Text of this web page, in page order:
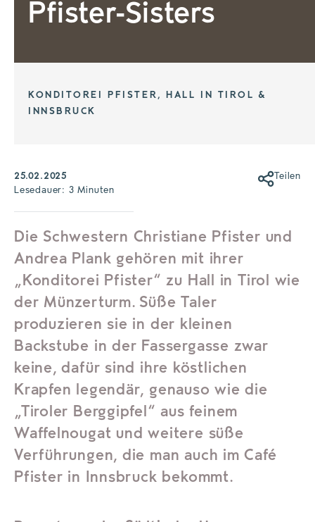
Pfister-Sisters
KONDITOREI PFISTER, HALL IN TIROL &
INNSBRUCK
25.02.2025
Lesedauer: 3 Minuten
Teilen
Die Schwestern Christiane Pfister und
Andrea Plank gehören mit ihrer
„Konditorei Pfister“ zu Hall in Tirol wie
der Münzerturm. Süße Taler
produzieren sie in der kleinen
Backstube in der Fassergasse zwar
keine, dafür sind ihre köstlichen
Krapfen legendär, genauso wie die
„Tiroler Berggipfel“ aus feinem
Waffelnougat und weitere süße
Verführungen, die man auch im Café
Pfister in Innsbruck bekommt.